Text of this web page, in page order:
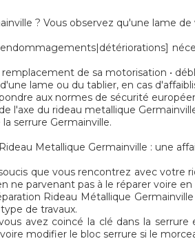
? Vous observez qu'une lame
remplacement de sa motorisation •
lame ou du tablier, en cas
aux normes de sécurité
l'axe du rideau metallique
serrure Germainville.
Metallique Germainville : une
que vous rencontrez avec votre
ne parvenant pas à le réparer voire
Rideau Métallique
de travaux.
avez coincé la clé dans la
modifier le bloc serrure si le